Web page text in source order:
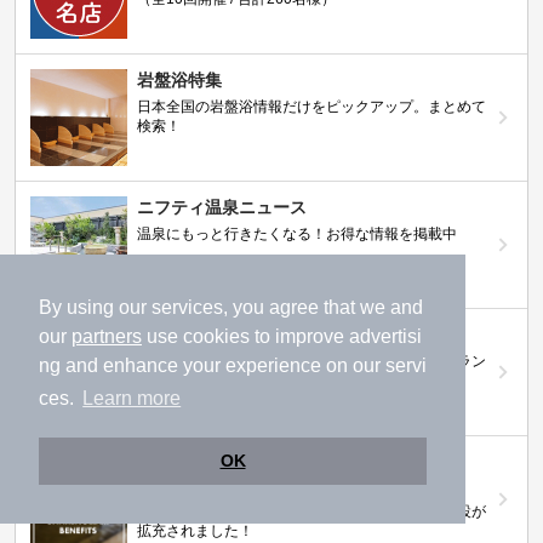
By using our services, you agree that we and
our partners use cookies to improve advertisi
ng and enhance your experience on our servi
ces.
Learn more
OK
岩盤浴特集
日本全国の岩盤浴情報だけをピックアップ。まとめて
検索！
ニフティ温泉ニュース
温泉にもっと行きたくなる！お得な情報を掲載中
ニフティ温泉 おふろパス
温浴施設をお得に楽しめるサブスクリプションプラン
【ニフティライフスタイル株主優待のご案
内】
株主優待制度で人気の温浴施設に行こう！対象施設が
拡充されました！